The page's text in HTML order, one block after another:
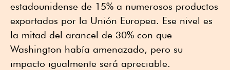
estadounidense de 15% a numerosos productos
exportados por la Unión Europea. Ese nivel es
la mitad del arancel de 30% con que
Washington había amenazado, pero su
impacto igualmente será apreciable.